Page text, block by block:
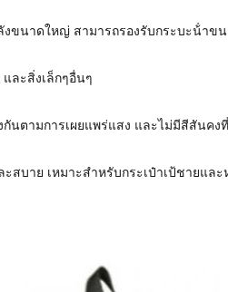
งขนาดใหญ่ สามารถรองรับกระบะน้ําข
ละสิ่งเล็กๆอื่นๆ
นตามการเผยแพร่แสง และไม่มีสีสันคงที่
สบาย เหมาะสําหรับกระเป๋าเป้ชายและ